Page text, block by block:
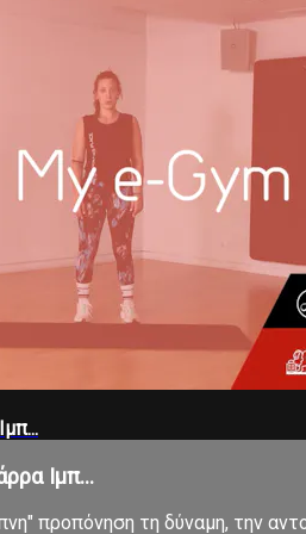
Ιμπ...
προπόνηση τη δύναμη, την